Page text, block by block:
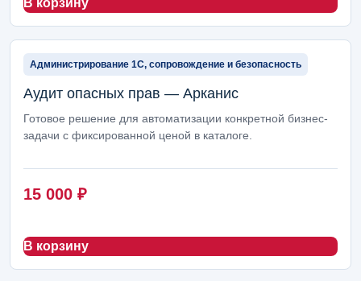
В корзину
Администрирование 1С, сопровождение и безопасность
Аудит опасных прав — Арканис
Готовое решение для автоматизации конкретной бизнес-
задачи с фиксированной ценой в каталоге.
15 000 ₽
В корзину